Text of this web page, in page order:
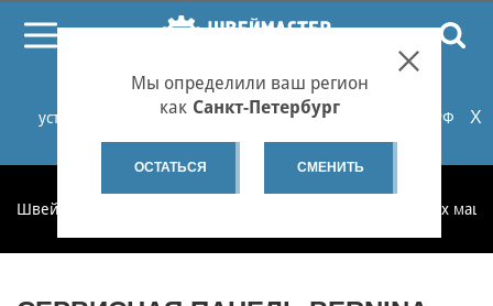
При проблемах с онлайн-оплатой заказов на сайте
установите российские сертификаты НУЦ Минцифры РФ
или используйте Яндекс.Браузер.Подробнее...
X
Мы определили ваш регион
как Санкт-Петербург
ОСТАТЬСЯ СМЕНИТЬ
Швеймастер Запчасти для бытовых швейных